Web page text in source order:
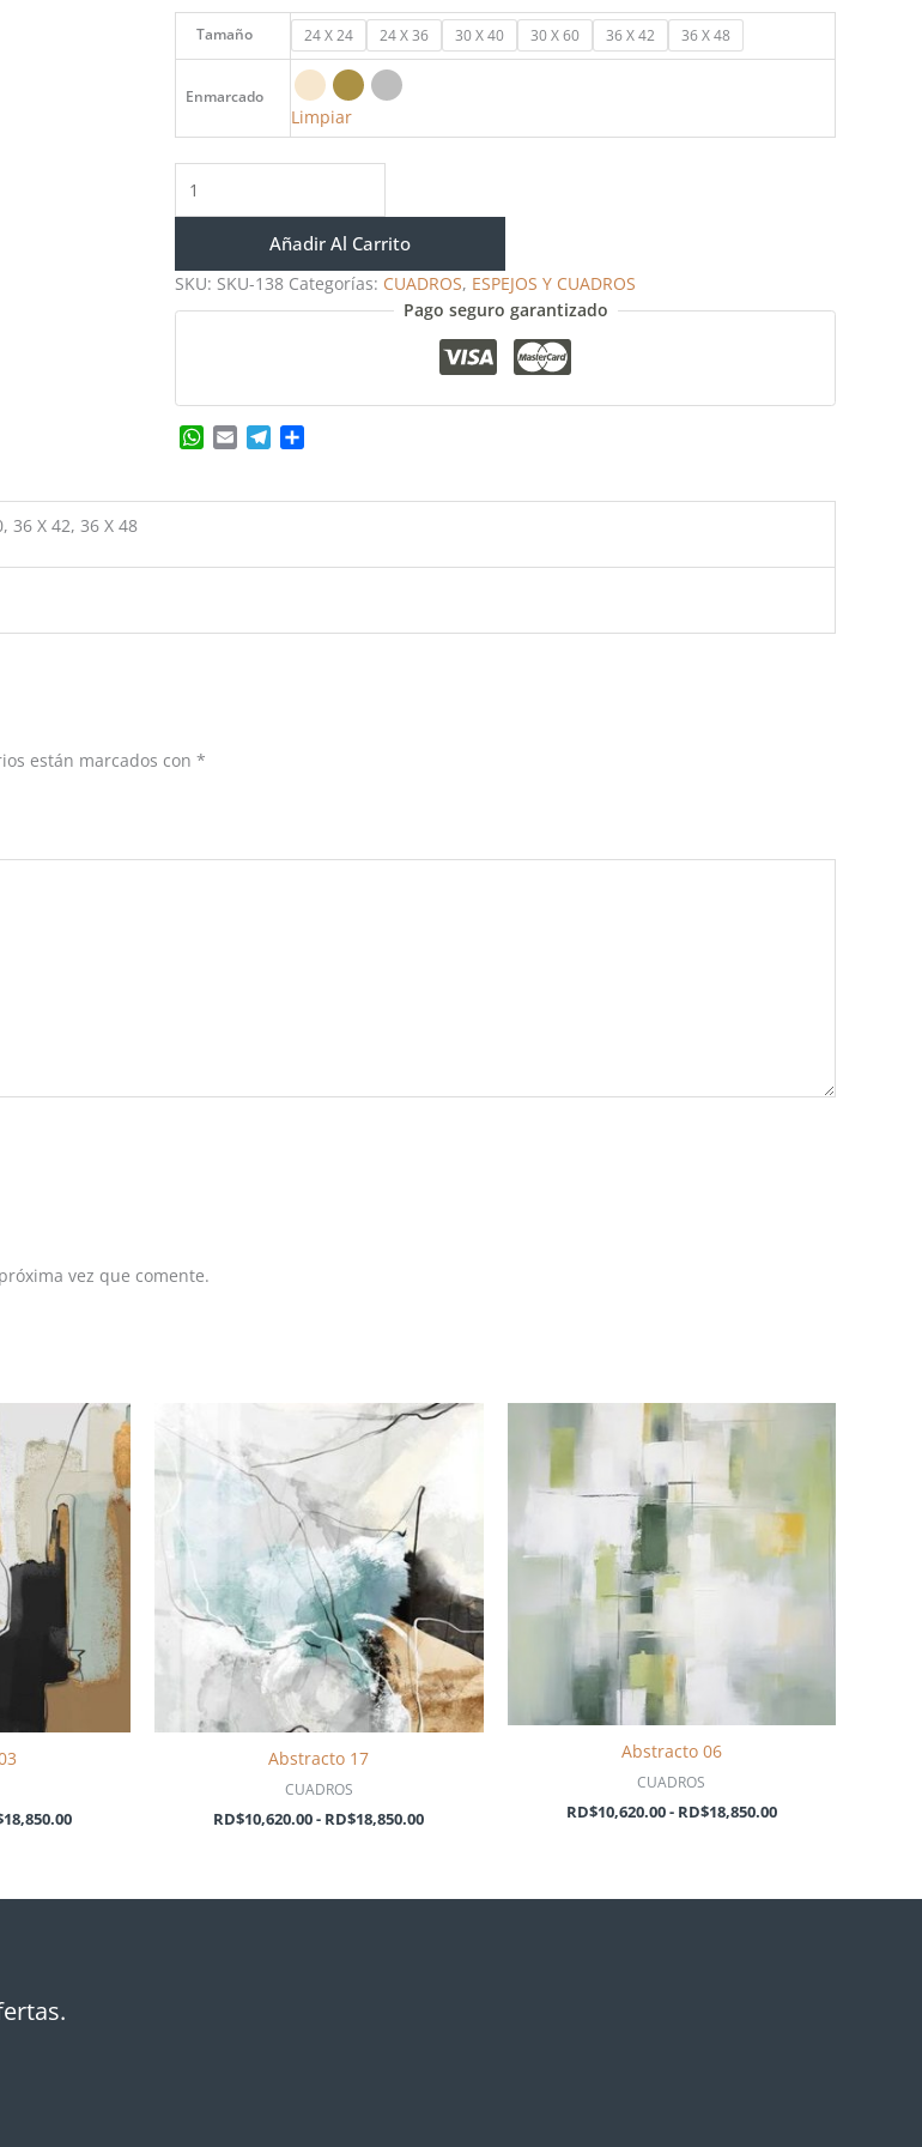
Tamaño 24 X 24 24 X 36 30 X 40 30 X 60 36 X 42 36 X 48
Enmarcado
Limpiar
Añadir Al Carrito
SKU: SKU-138 Categorías: CUADROS, ESPEJOS Y CUADROS
Pago seguro garantizado
36 X 42, 36 X 48
están marcados con *
vez que comente.
18,850.00
Rango
de
precios:
desde
RD$10,620.00
hasta
RD$18,850.00
Abstracto 17
CUADROS
RD$10,620.00- RD$18,850.00
Rango
RD$10,620.00
Abstracto 06
CUADROS
RD$10,620.00- RD$18,850.00
hasta
RD$18,850.00